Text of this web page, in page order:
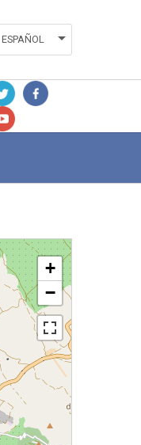
ESPAÑOL
VALENCIÀ
+
−